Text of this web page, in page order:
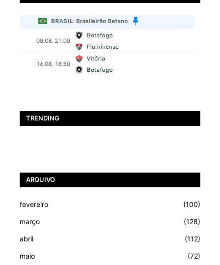
TRENDING
ARQUIVO
fevereiro (100)
março (128)
abril (112)
maio (72)